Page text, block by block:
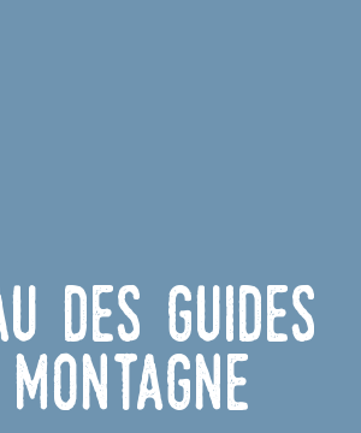
des guides